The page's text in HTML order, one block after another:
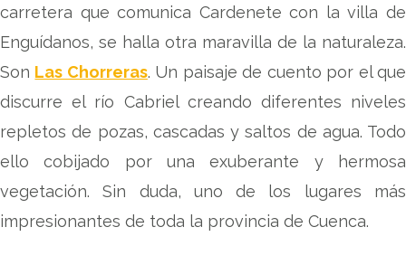
carretera que comunica Cardenete con la villa de
Enguídanos, se halla otra maravilla de la naturaleza.
Son Las Chorreras. Un paisaje de cuento por el que
discurre el río Cabriel creando diferentes niveles
repletos de pozas, cascadas y saltos de agua. Todo
ello cobijado por una exuberante y hermosa
vegetación. Sin duda, uno de los lugares más
impresionantes de toda la provincia de Cuenca.